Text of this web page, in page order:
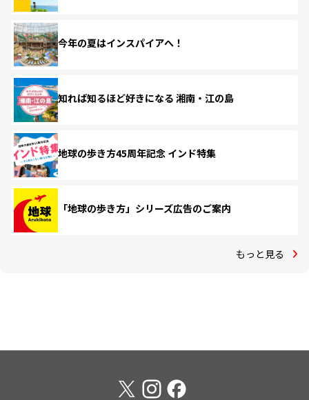
今年の夏はインスパイアへ！
知れば知るほど好きになる 湘南・江の島
地球の歩き方45周年記念 インド特集
「地球の歩き方」シリーズ広告のご案内
もっと見る